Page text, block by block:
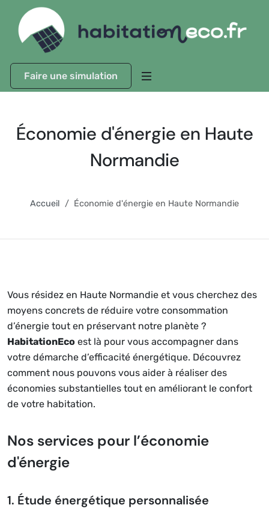
Faire une simulation
Économie d'énergie en Haute
Normandie
Accueil Économie d'énergie en Haute Normandie
Vous résidez en Haute Normandie et vous cherchez des
moyens concrets de réduire votre consommation
d’énergie tout en préservant notre planète ?
HabitationEco est là pour vous accompagner dans
votre démarche d’efficacité énergétique. Découvrez
comment nous pouvons vous aider à réaliser des
économies substantielles tout en améliorant le confort
de votre habitation.
Nos services pour l’économie
d'énergie
1. Étude énergétique personnalisée